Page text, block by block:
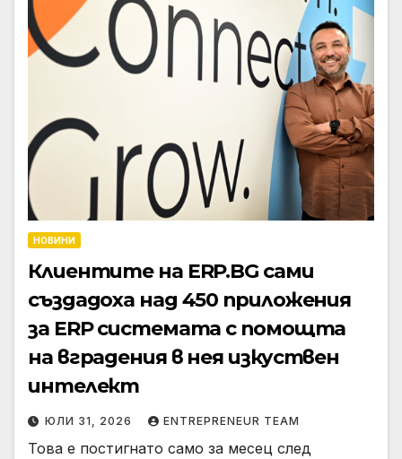
НОВИНИ
Клиентите на ERP.BG сами
създадоха над 450 приложения
за ERP системата с помощта
на вградения в нея изкуствен
интелект
ЮЛИ 31, 2026 ENTREPRENEUR TEAM
Това е постигнато само за месец след